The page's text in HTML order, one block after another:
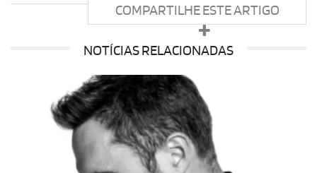
COMPARTILHE ESTE ARTIGO
NOTÍCIAS RELACIONADAS